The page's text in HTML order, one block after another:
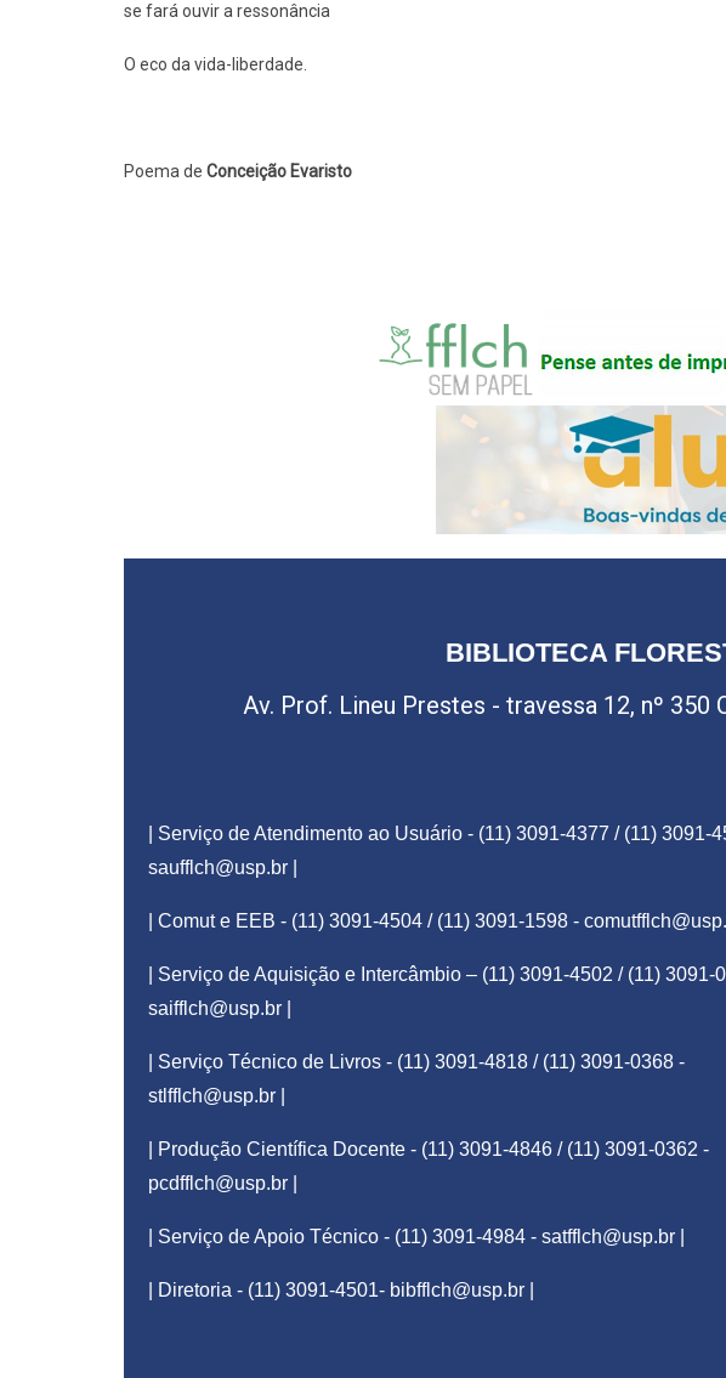
se fará ouvir a ressonância
O eco da vida-liberdade.
Poema de Conceição Evaristo
BIBLIOTECA
Av. Prof. Lineu Prestes - travessa 12, nº 350
| Serviço de Atendimento ao Usuário - (11) 3091-4377 / (11) 3091-
saufflch@usp.br
| Comut e EEB - (11) 3091-4504 / (11) 3091-1598 -
| Serviço de Aquisição e Intercâmbio – (11) 3091-4502 / (11) 3091-
saifflch@usp.br
| Serviço Técnico de Livros - (11) 3091-4818 / (11) 3091-0368 -
stlfflch@usp.br
| Produção Científica Docente - (11) 3091-4846 / (11) 3091-0362 -
pcdfflch@usp.br
| Serviço de Apoio Técnico - (11) 3091-4984 - satfflch@usp.br
| Diretoria - (11) 3091-4501- bibfflch@usp.br